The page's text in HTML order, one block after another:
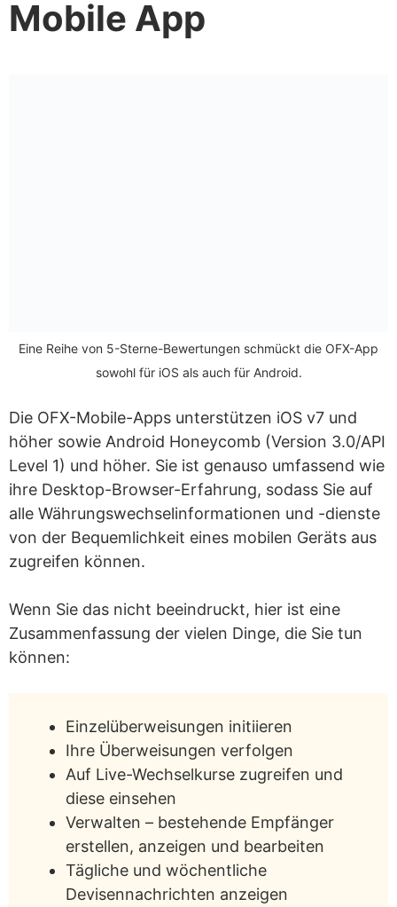
Mobile App
Eine Reihe von 5-Sterne-Bewertungen schmückt die OFX-App
sowohl für iOS als auch für Android.
Die OFX-Mobile-Apps unterstützen iOS v7 und
höher sowie Android Honeycomb (Version 3.0/API
Level 1) und höher. Sie ist genauso umfassend wie
ihre Desktop-Browser-Erfahrung, sodass Sie auf
alle Währungswechselinformationen und -dienste
von der Bequemlichkeit eines mobilen Geräts aus
zugreifen können.
Wenn Sie das nicht beeindruckt, hier ist eine
Zusammenfassung der vielen Dinge, die Sie tun
können:
Einzelüberweisungen initiieren
Ihre Überweisungen verfolgen
Auf Live-Wechselkurse zugreifen und
diese einsehen
Verwalten – bestehende Empfänger
erstellen, anzeigen und bearbeiten
Tägliche und wöchentliche
Devisennachrichten anzeigen